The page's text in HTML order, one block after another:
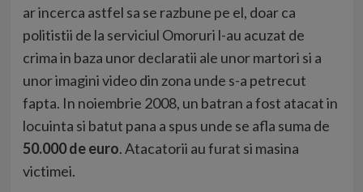
ar incerca astfel sa se razbune pe el, doar ca
politistii de la serviciul Omoruri l-au acuzat de
crima in baza unor declaratii ale unor martori si a
unor imagini video din zona unde s-a petrecut
fapta. In noiembrie 2008, un batran a fost atacat in
locuinta si batut pana a spus unde se afla suma de
50.000 de euro. Atacatorii au furat si masina
victimei.